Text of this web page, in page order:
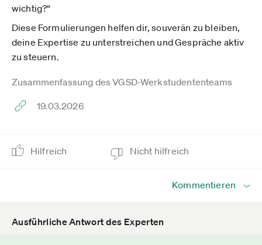
wichtig?“
Diese Formulierungen helfen dir, souverän zu bleiben,
deine Expertise zu unterstreichen und Gespräche aktiv
zu steuern.
Zusammenfassung des VGSD-Werkstudententeams
19.03.2026
Hilfreich Nicht hilfreich
Kommentieren
Ausführliche Antwort des Experten